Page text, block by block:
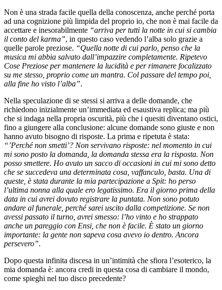
Non è una strada facile quella della conoscenza, anche perché porta
ad una cognizione più limpida del proprio io, che non è mai facile da
accettare e inesorabilmente “arriva per tutti la notte in cui si cambia
il conto del karma”, in questo caso vedendo l’alba solo grazie a
quelle parole preziose. “Quella notte di cui parlo, penso che la
musica mi abbia salvato dall’impazzire completamente. Ripetevo
Cose Preziose per mantenere la lucidità e per rimanere focalizzato
su me stesso, proprio come un mantra. Col passare del tempo poi,
alla fine ho visto l’alba”.
Nella speculazione di se stessi si arriva a delle domande, che
richiedono inizialmente un’immediata ed esaustiva replica; ma più
che si indaga nella propria oscurità, più che i quesiti diventano ostici,
fino a giungere alla conclusione: alcune domande sono giuste e non
hanno avuto bisogno di risposte. La prima e ripetuta è stata:
“’Perché non smetti’? Non servivano risposte: nel momento in cui
mi sono posto la domanda, la domanda stessa era la risposta. Non
posso smettere. Ho avuto un sacco di occasioni in cui mi sono detto
che se succedeva una determinata cosa, vaffanculo, basta. Una di
queste, è stata durante la mia partecipazione a Spit: ho perso
l’ultima nonna alla quale ero legatissimo. Era il giorno prima della
data in cui avrei dovuto registrare la puntata. Non sono potuto
andare al funerale, perché sarei uscito dalla competizione. Se non
avessi passato il turno, avrei smesso: l’ho vinto e ho strappato
anche un pareggio con Ensi, che non è facile. È stato un giorno
importante: la gente non sapeva cosa avevo io dentro. Ancora
persevero”.
Dopo questa infinita discesa in un’intimità che sfiora l’esoterico, la
mia domanda è: ancora credi in questa cosa di cambiare il mondo,
come spieghi nel tuo disco precedente?